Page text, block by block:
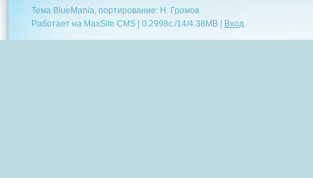
Тема BlueMania, портирование: Н. Громов
Работает на MaxSite CMS | 0.2998c./14/4.38MB Вход